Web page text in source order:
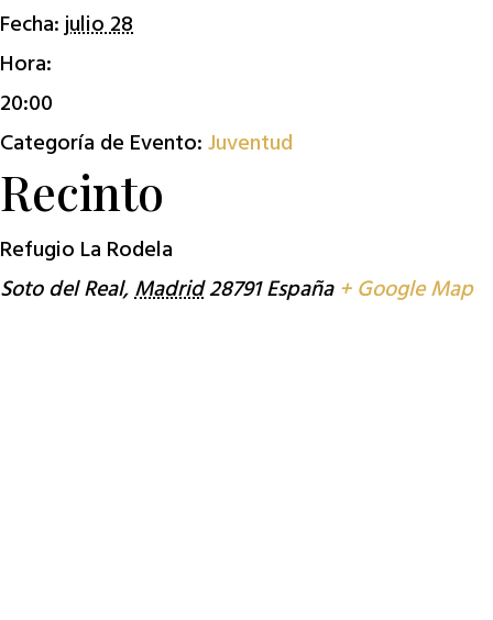
Fecha:julio 28
Hora:
20:00
Categoría de Evento:Juventud
Recinto
Refugio La Rodela
Soto del Real,Madrid28791España + Google Map